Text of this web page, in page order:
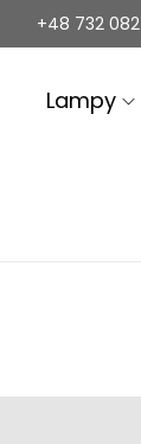
+48 732
Lampy